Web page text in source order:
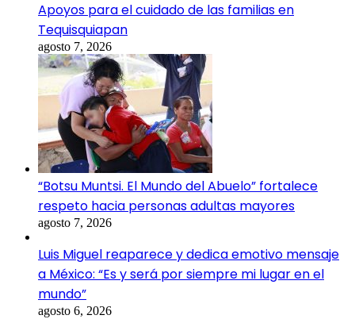
Apoyos para el cuidado de las familias en
Tequisquiapan
agosto 7, 2026
“Botsu Muntsi. El Mundo del Abuelo” fortalece
respeto hacia personas adultas mayores
agosto 7, 2026
Luis Miguel reaparece y dedica emotivo mensaje
a México: “Es y será por siempre mi lugar en el
mundo”
agosto 6, 2026